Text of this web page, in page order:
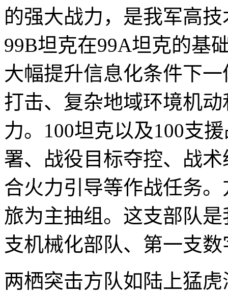
的强大战力，是我军高
99B坦克在99A坦克的基
大幅提升信息化条件下
打击、复杂地域环境机
力。100坦克以及100支
署、战役目标夺控、战
合火力引导等作战任务
旅为主抽组。这支部队
支机械化部队、第一支
两栖突击方队如陆上猛